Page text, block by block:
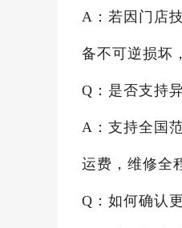
A：若因门店
备不可逆损坏
Q：是否支持
A：支持全国
运费，维修全
Q：如何确认